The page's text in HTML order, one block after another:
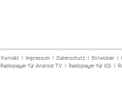
Kontakt| Impressum| Datenschutz| Entwickler|
Radioplayer für Android TV| Radioplayer für iOS|